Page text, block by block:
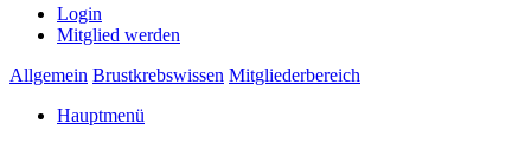
Login
Mitglied werden
Allgemein Brustkrebswissen Mitgliederbereich
Hauptmenü